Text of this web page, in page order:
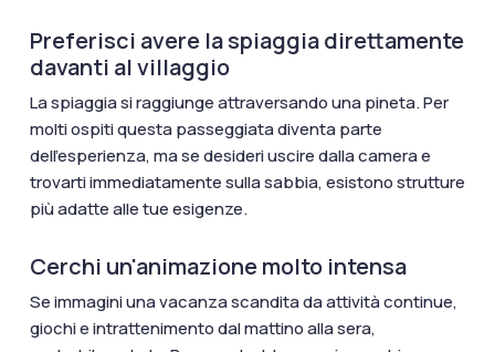
Preferisci avere la spiaggia direttamente
davanti al villaggio
La spiaggia si raggiunge attraversando una pineta. Per
molti ospiti questa passeggiata diventa parte
dell'esperienza, ma se desideri uscire dalla camera e
trovarti immediatamente sulla sabbia, esistono strutture
più adatte alle tue esigenze.
Cerchi un'animazione molto intensa
Se immagini una vacanza scandita da attività continue,
giochi e intrattenimento dal mattino alla sera,